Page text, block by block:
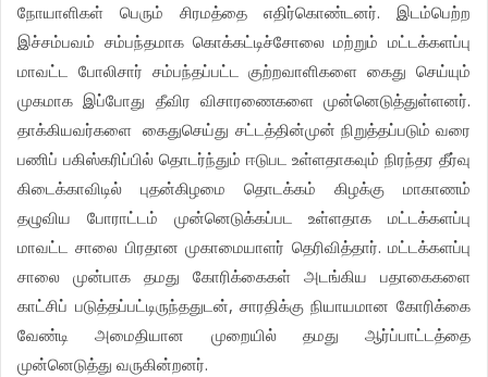
நோயாளிகள்
பெரும் சிரமத்தை எதிர்கொண்டனர்.
இடம்பெற்ற
இச்சம்பவம்
சம்பந்தமாக கொக்கட்டிச்சோலை மற்றும்
மட்டக்களப்பு
மாவட்ட
போலிசார் சம்பந்தப்பட்ட குற்றவாளிகளை கைது
செய்யும்
முகமாக இப்போது தீவிர விசாரணைகளை முன்னெடுத்துள்ளனர்.
தாக்கியவர்களை கைதுசெய்து சட்டத்தின்முன் நிறுத்தப்படும் வரை
பணிப் பகிஸ்கரிப்பில் தொடர்ந்தும் ஈடுபட உள்ளதாகவும் நிரந்தர தீர்வு
கிடைக்காவிடில்
புதன்கிழமை தொடக்கம் கிழக்கு
மாகாணம்
தழுவிய
போராட்டம் முன்னெடுக்கப்பட உள்ளதாக
மட்டக்களப்பு
மாவட்ட சாலை பிரதான முகாமையாளர் தெரிவித்தார். மட்டக்களப்பு
சாலை
முன்பாக தமது கோரிக்கைகள் அடங்கிய
பதாகைகளை
காட்சிப் படுத்தப்பட்டிருந்ததுடன், சாரதிக்கு நியாயமான கோரிக்கை
வேண்டி
அமைதியான முறையில் தமது
ஆர்ப்பாட்டத்தை
முன்னெடுத்து வருகின்றனர்.